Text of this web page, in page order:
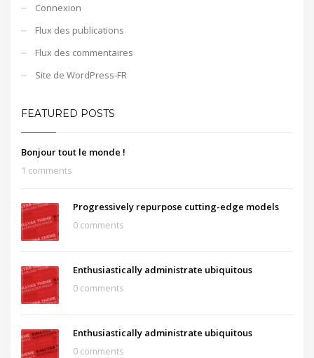
Connexion
Flux des publications
Flux des commentaires
Site de WordPress-FR
FEATURED POSTS
Bonjour tout le monde !
1 comments
Progressively repurpose cutting-edge models
0 comments
Enthusiastically administrate ubiquitous
0 comments
Enthusiastically administrate ubiquitous
0 comments